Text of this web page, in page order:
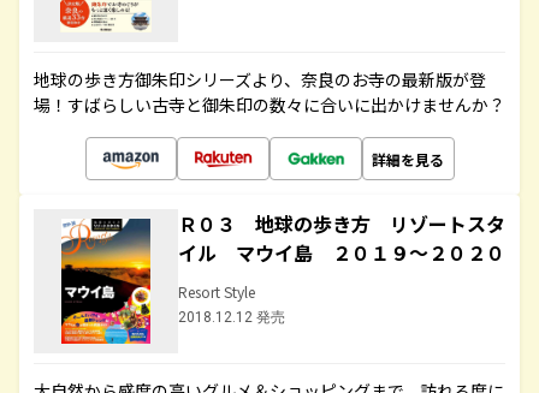
地球の歩き方御朱印シリーズより、奈良のお寺の最新版が登
場！すばらしい古寺と御朱印の数々に合いに出かけませんか？
詳細を見る
Ｒ０３ 地球の歩き方 リゾートスタ
イル マウイ島 ２０１９～２０２０
Resort Style
2018.12.12 発売